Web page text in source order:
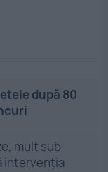
după 80
mult sub
intervenția